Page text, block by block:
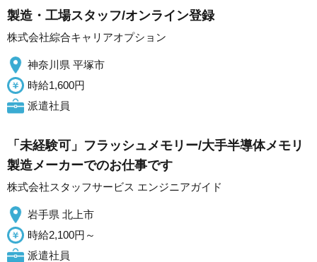
製造・工場スタッフ/オンライン登録
株式会社綜合キャリアオプション
神奈川県 平塚市
時給1,600円
派遣社員
「未経験可」フラッシュメモリー/大手半導体メモリ
製造メーカーでのお仕事です
株式会社スタッフサービス エンジニアガイド
岩手県 北上市
時給2,100円～
派遣社員